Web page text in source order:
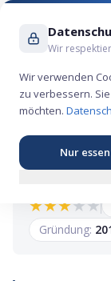
Arxis IPO:
und Boeing
★★★★★
Gründung:
Wir
Wir verwenden
zu verbessern.
möchten.
Nur